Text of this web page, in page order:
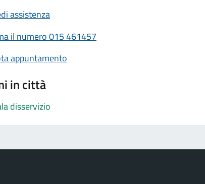
assistenza
il numero 015 461457
appuntamento
in città
disservizio